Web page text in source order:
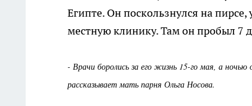
Египте. Он поскользнулся на
местную клинику. Там он пробыл 7
- Врачи боролись за его жизнь 15-го мая, а
рассказывает мать парня Ольга Носова.